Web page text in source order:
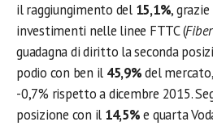
il raggiungimento del 15,1%,
investimenti nelle linee FTTC (
guadagna di diritto la seconda
podio con ben il 45,9%del
-0,7% rispetto a dicembre 2015.
posizione con il 14,5%e quarta